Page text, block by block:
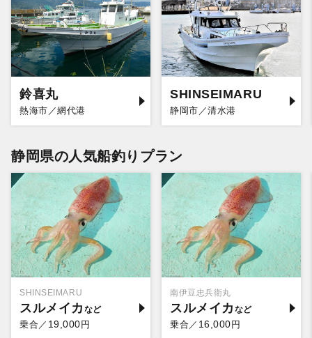
鈴喜丸
熱海市／網代港
SHINSEIMARU
静岡市／清水港
静岡県の人気船釣りプラン
SHINSEIMARU
スルメイカ
乗合／ 19,000円
南伊豆忠兵衛丸
スルメイカ
乗合／ 16,000円